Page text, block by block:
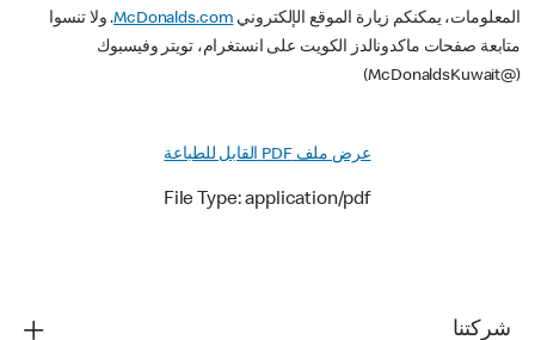
المعلومات، يمكنكم زيارة الموقع الإلكتروني McDonalds.com. ولا تنسوا
متابعة صفحات ماكدونالدز الكويت على انستغرام، تويتر وفيسبوك
(@McDonaldsKuwait)
عرض ملف PDF القابل للطباعة
File Type: application/pdf
شركتنا